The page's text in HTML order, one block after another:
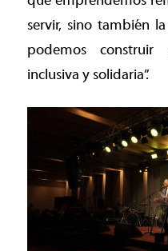
servir, sino también
podemos
inclusiva y solidaria”.